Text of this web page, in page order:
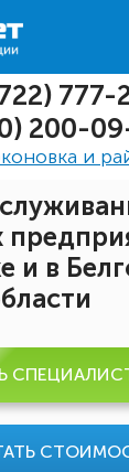
777-
200-
и
и в